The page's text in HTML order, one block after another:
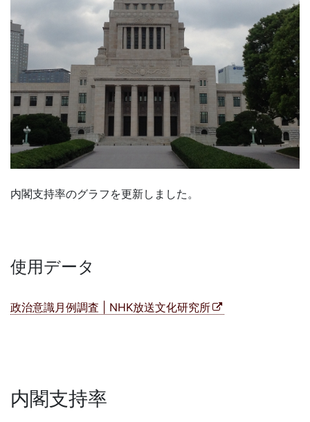
内閣支持率のグラフを更新しました。
使用データ
政治意識月例調査 | NHK放送文化研究所
内閣支持率